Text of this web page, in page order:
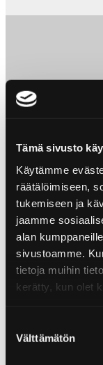
Tämä sivusto
Käytämme
räätälöimiseen,
tukemiseen ja
jaamme
alan
sivustoamme.
tietoja muihin
kerätty, kun olet
valinta
Välttämätön
Ravintosisältö
Energiaa
– josta
– josta sokeria
Proteiinia
Suolaa
Näissä
tuotetta.
Burrito de Pollo –